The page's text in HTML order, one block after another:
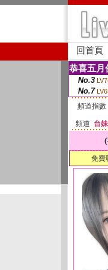
回首頁
恭喜五月
No.3
No.7
頻道指數
頻道 台
免費